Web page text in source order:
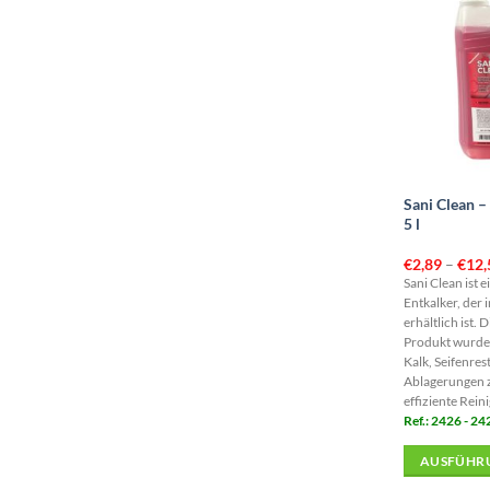
Sani Clean
5 l
€2,89 –€
Sani Clean ist
Entkalker, der
erhältlich ist.
Produkt
Kalk,
Ablagerungen
effiziente
Ref.: 2426 -